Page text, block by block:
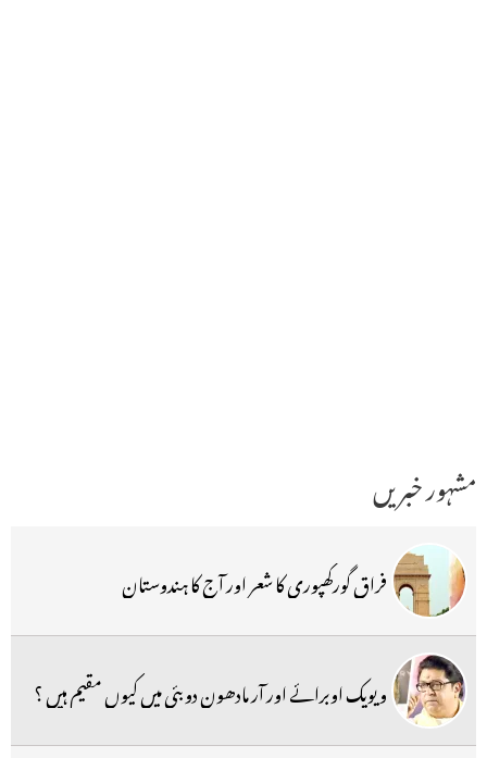
مشہور خبریں
فراق گورکھپوری کا شعر اور آج کا ہندوستان
ویویک اوبرائے اور آر مادھون دوبئی میں کیوں مقیم ہیں ؟